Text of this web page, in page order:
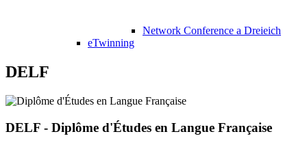
Network Conference a Dreieich
eTwinning
DELF
DELF - Diplôme d'Études en Langue Française